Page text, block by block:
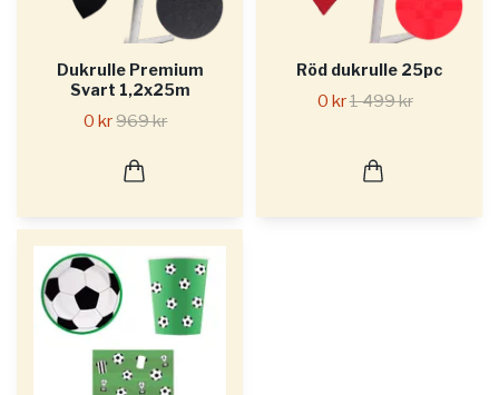
Dukrulle Premium
Svart 1,2x25m
0 kr969 kr
Röd dukrulle 25pc
0 kr1 499 kr